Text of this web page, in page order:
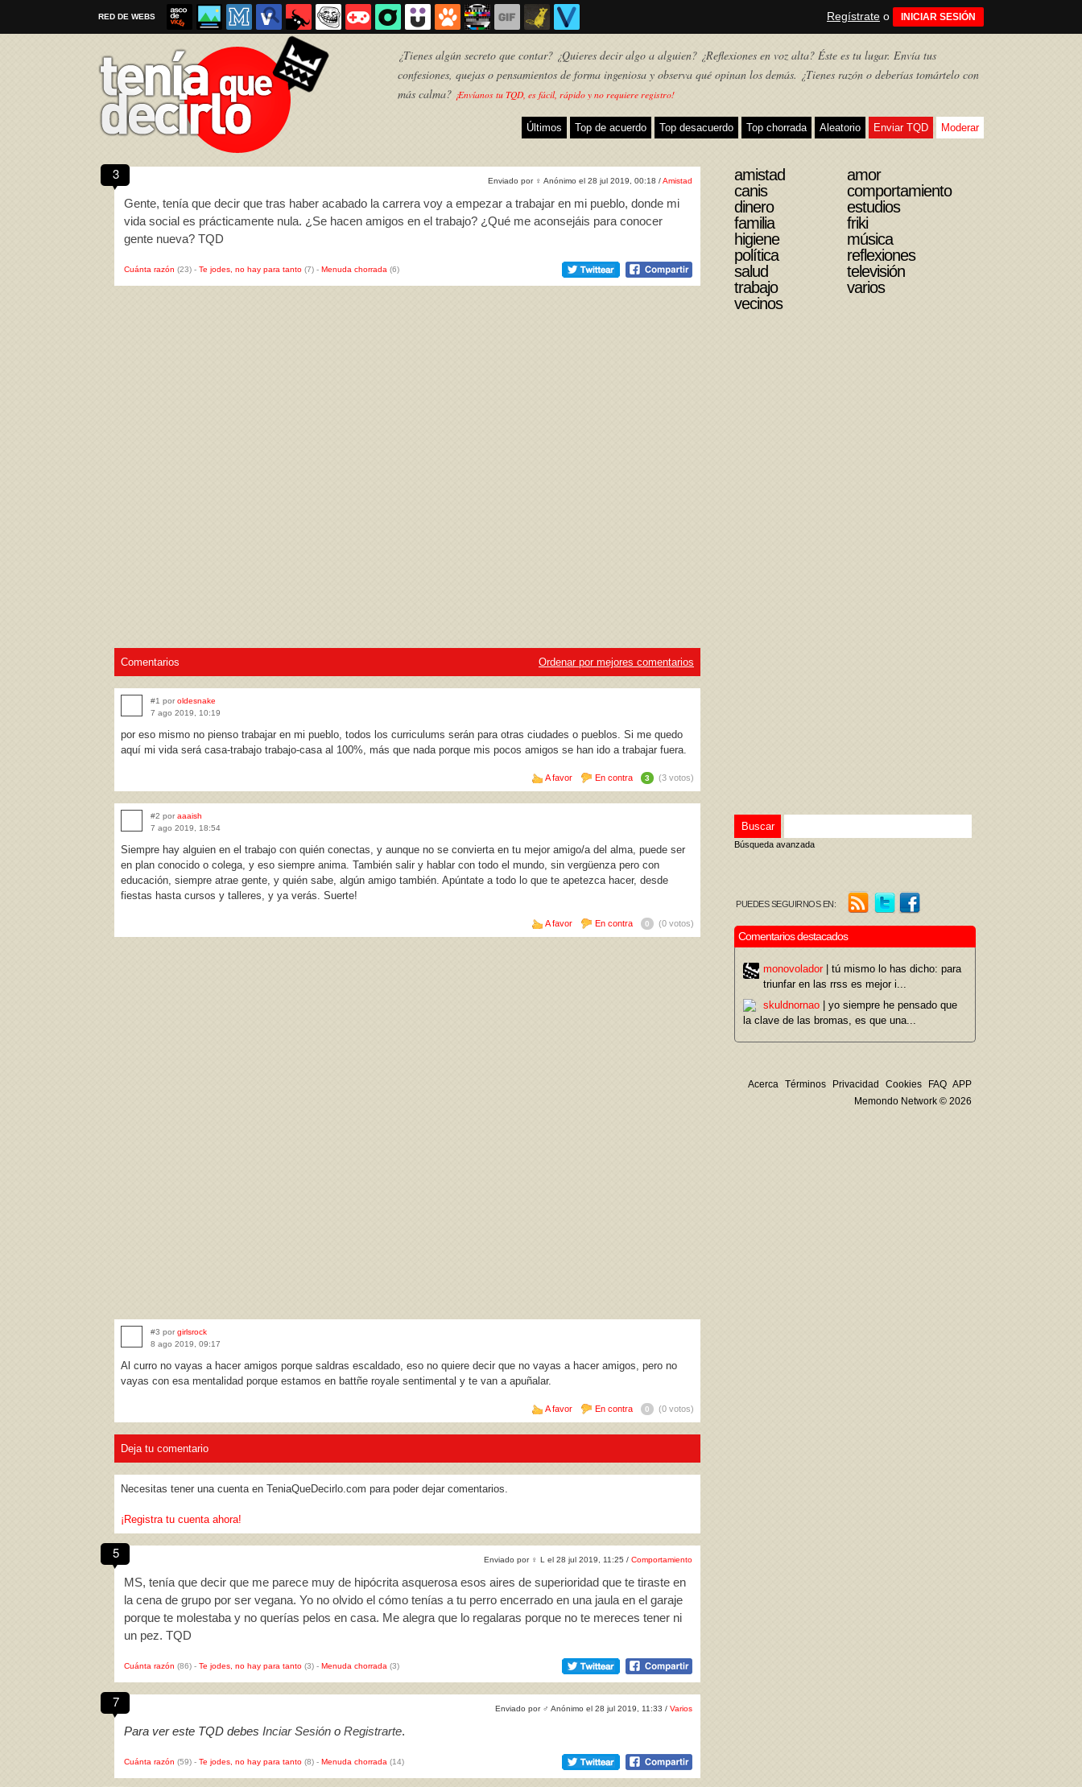
RED DE WEBS Regístrate o INICIAR SESIÓN
¿Tienes algún secreto que contar? ¿Quieres decir algo a alguien? ¿Reflexiones en voz alta? Éste es tu lugar. Envía tus
confesiones, quejas o pensamientos de forma ingeniosa y observa qué opinan los demás. ¿Tienes razón o deberías tomártelo con
más calma? ¡Envíanos tu TQD, es fácil, rápido y no requiere registro!
Últimos Top de acuerdo Top desacuerdo Top chorrada Aleatorio Enviar TQD Moderar
TQD
3 Enviado por ♀ Anónimo el 28 jul 2019, 00:18 /Amistad
Gente, tenía que decir que tras haber acabado la carrera voy a empezar a trabajar en mi pueblo, donde mi
vida social es prácticamente nula. ¿Se hacen amigos en el trabajo? ¿Qué me aconsejáis para conocer
gente nueva? TQD
Cuánta razón (23) - Te jodes, no hay para tanto (7) - Menuda chorrada (6)
Comentarios Ordenar por mejores comentarios
#1 por oldesnake
7 ago 2019, 10:19
por eso mismo no pienso trabajar en mi pueblo, todos los curriculums serán para otras ciudades o pueblos. Si me quedo
aquí mi vida será casa-trabajo trabajo-casa al 100%, más que nada porque mis pocos amigos se han ido a trabajar fuera.
A favor En contra 3 (3 votos)
#2 por aaaish
7 ago 2019, 18:54
Siempre hay alguien en el trabajo con quién conectas, y aunque no se convierta en tu mejor amigo/a del alma, puede ser
en plan conocido o colega, y eso siempre anima. También salir y hablar con todo el mundo, sin vergüenza pero con
educación, siempre atrae gente, y quién sabe, algún amigo también. Apúntate a todo lo que te apetezca hacer, desde
fiestas hasta cursos y talleres, y ya verás. Suerte!
A favor En contra 0 (0 votos)
#3 por girlsrock
8 ago 2019, 09:17
Al curro no vayas a hacer amigos porque saldras escaldado, eso no quiere decir que no vayas a hacer amigos, pero no
vayas con esa mentalidad porque estamos en battñe royale sentimental y te van a apuñalar.
A favor En contra 0 (0 votos)
Deja tu comentario
Necesitas tener una cuenta en TeniaQueDecirlo.com para poder dejar comentarios.
¡Registra tu cuenta ahora!
5 Enviado por ♀ L el 28 jul 2019, 11:25 / Comportamiento
MS, tenía que decir que me parece muy de hipócrita asquerosa esos aires de superioridad que te tiraste en
la cena de grupo por ser vegana. Yo no olvido el cómo tenías a tu perro encerrado en una jaula en el garaje
porque te molestaba y no querías pelos en casa. Me alegra que lo regalaras porque no te mereces tener ni
un pez. TQD
Cuánta razón (86) - Te jodes, no hay para tanto (3) - Menuda chorrada (3)
7 Enviado por ♂ Anónimo el 28 jul 2019, 11:33 / Varios
Para ver este TQD debes Inciar Sesión o Registrarte.
Cuánta razón (59) - Te jodes, no hay para tanto (8) - Menuda chorrada (14)
amistad
amor
canis
comportamiento
dinero
estudios
familia
friki
higiene
música
política
reflexiones
salud
televisión
trabajo
varios
vecinos
Búsqueda avanzada
PUEDES SEGUIRNOS EN:
Comentarios destacados
monovolador| tú mismo lo has dicho: para
triunfar en las rrss es mejor i...
skuldnornao | yo siempre he pensado que
la clave de las bromas, es que una...
Acerca Términos Privacidad Cookies FAQ APP
Memondo Network © 2026